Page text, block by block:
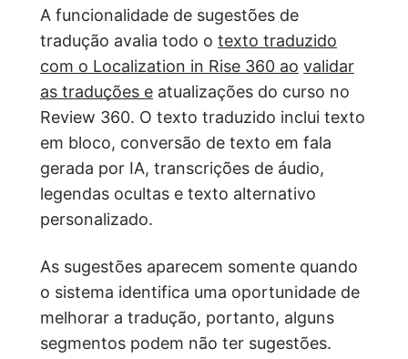
A funcionalidade de sugestões de
tradução avalia todo o texto traduzido
com o Localization in Rise 360 ao validar
as traduções e atualizações do curso no
Review 360. O texto traduzido inclui texto
em bloco, conversão de texto em fala
gerada por IA, transcrições de áudio,
legendas ocultas e texto alternativo
personalizado.
As sugestões aparecem somente quando
o sistema identifica uma oportunidade de
melhorar a tradução, portanto, alguns
segmentos podem não ter sugestões.